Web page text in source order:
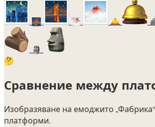
🌉 🌁 🛎️
🗿
🤔
Сравнение между
Изобразяване на емоджито „Фабрика“
платформи.